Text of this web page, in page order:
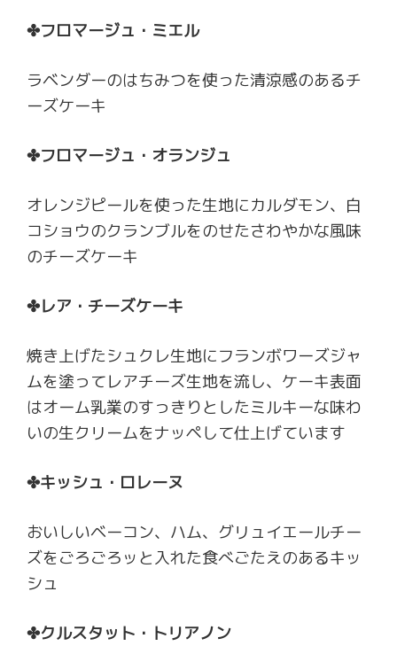
✤フロマージュ・ミエル
ラベンダーのはちみつを使った清涼感のあるチ
ーズケーキ
✤フロマージュ・オランジュ
オレンジピールを使った生地にカルダモン、白
コショウのクランブルをのせたさわやかな風味
のチーズケーキ
✤レア・チーズケーキ
焼き上げたシュクレ生地にフランボワーズジャ
ムを塗ってレアチーズ生地を流し、ケーキ表面
はオーム乳業のすっきりとしたミルキーな味わ
いの生クリームをナッペして仕上げています
✤キッシュ・ロレーヌ
おいしいベーコン、ハム、グリュイエールチー
ズをごろごろッと入れた食べごたえのあるキッ
シュ
✤クルスタット・トリアノン